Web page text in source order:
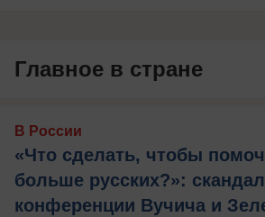
Главное в стране
В России
«Что сделать, чтобы
больше русских?»:
конференции Вучича и